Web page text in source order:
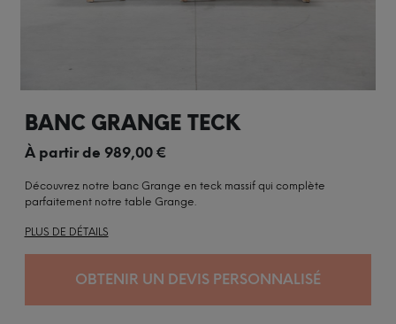
BANC GRANGE TECK
À partir de 989,00€
Découvrez notre banc Grange en teck massif qui complète
parfaitement notre table Grange.
PLUS DE DÉTAILS
OBTENIR UN DEVIS PERSONNALISÉ